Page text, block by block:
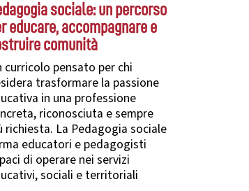
sociale: un percorso
educare, accompagnare e
comunità
curricolo pensato per chi
trasformare la passione
in una professione
riconosciuta e sempre
richiesta. La Pedagogia sociale
educatori e pedagogisti
di operare nei servizi
sociali e territoriali